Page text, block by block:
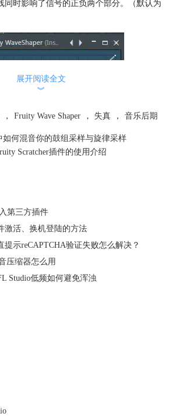
同时影响了信号的正负两个部分。（默认为
uity Wave Shaper的工作方式
那么输出跟输入是相等的，所以不产生失真效
，同时可以在右击显示的菜单中选择拐点的不
）是可以让包络线对齐到网格.
展开阅读全文
︾
， Fruity Wave Shaper ， 失真 ， 音乐后期
如何混音你的鼓组采样与旋律采样
Scratcher插件的使用介绍
第三方插件
激活、换机登陆的方法
提示reCAPTCHA验证失败怎么解决？
压缩器怎么用
Studio低频如何避免浑浊